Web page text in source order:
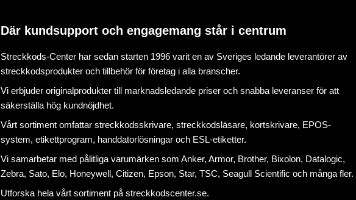
Där kundsupport och engagemang står i centrum
Streckkods-Center har sedan starten 1996 varit en av Sveriges ledande leverantörer av
streckkodsprodukter och tillbehör för företag i alla branscher.
Vi erbjuder originalprodukter till marknadsledande priser och snabba leveranser för att
säkerställa hög kundnöjdhet.
Vårt sortiment omfattar streckkodsskrivare, streckkodsläsare, kortskrivare, EPOS-
system, etikettprogram, handdatorlösningar och ESL-etiketter.
Vi samarbetar med pålitliga varumärken som Anker, Armor, Brother, Bixolon, Datalogic,
Zebra, Sato, Elo, Honeywell, Citizen, Epson, Star, TSC, Seagull Scientific och många fler.
Utforska hela vårt sortiment påstreckkodscenter.se.